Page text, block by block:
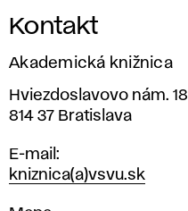
Kontakt
Akademická knižnica
Adresa
Hviezdoslavovo nám. 18
814 37 Bratislava
E-mail
kniznica(a)vsvu.sk